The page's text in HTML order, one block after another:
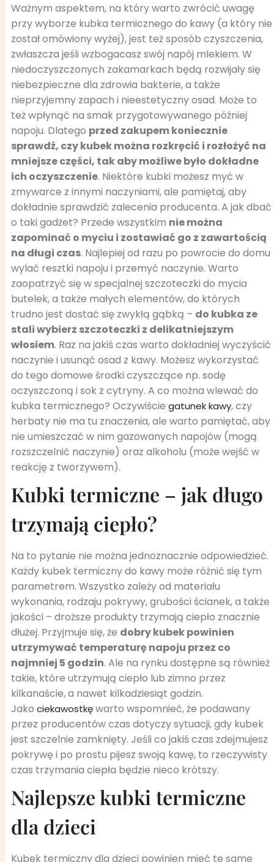
Ważnym aspektem, na który warto zwrócić uwagę
przy wyborze kubka termicznego do kawy (a który nie
został omówiony wyżej), jest też sposób czyszczenia,
zwłaszcza jeśli wzbogacasz swój napój mlekiem. W
niedoczyszczonych zakamarkach będą rozwijały się
niebezpieczne dla zdrowia bakterie, a także
nieprzyjemny zapach i nieestetyczny osad. Może to
też wpłynąć na smak przygotowywanego później
napoju. Dlatego przed zakupem koniecznie
sprawdź, czy kubek można rozkręcić i rozłożyć na
mniejsze części, tak aby możliwe było dokładne
ich oczyszczenie. Niektóre kubki możesz myć w
zmywarce z innymi naczyniami, ale pamiętaj, aby
dokładnie sprawdzić zalecenia producenta. A jak dbać
o taki gadżet? Przede wszystkim nie można
zapominać o myciu i zostawiać go z zawartością
na długi czas. Najlepiej od razu po powrocie do domu
wylać resztki napoju i przemyć naczynie. Warto
zaopatrzyć się w specjalnej szczoteczki do mycia
butelek, a także małych elementów, do których
trudno jest dostać się zwykłą gąbką – do kubka ze
stali wybierz szczoteczki z delikatniejszym
włosiem. Raz na jakiś czas warto dokładniej wyczyścić
naczynie i usunąć osad z kawy. Możesz wykorzystać
do tego domowe środki czyszczące np. sodę
oczyszczoną i sok z cytryny. A co można wlewać do
kubka termicznego? Oczywiście gatunek kawy, czy
herbaty nie ma tu znaczenia, ale warto pamiętać, aby
nie umieszczać w nim gazowanych napojów (mogą
rozszczelnić naczynie) oraz alkoholu (może wejść w
reakcję z tworzywem).
Kubki termiczne – jak długo
trzymają ciepło?
Na to pytanie nie można jednoznacznie odpowiedzieć.
Każdy kubek termiczny do kawy może różnić się tym
parametrem. Wszystko zależy od materiału
wykonania, rodzaju pokrywy, grubości ścianek, a także
jakości – droższe produkty trzymają ciepło znacznie
dłużej. Przyjmuje się, że dobry kubek powinien
utrzymywać temperaturę napoju przez co
najmniej 5 godzin. Ale na rynku dostępne są również
takie, które utrzymują ciepło lub zimno przez
kilkanaście, a nawet kilkadziesiąt godzin.
Jako ciekawostkęwarto wspomnieć, że podawany
przez producentów czas dotyczy sytuacji, gdy kubek
jest szczelnie zamknięty. Jeśli co jakiś czas zdejmujesz
pokrywę i po prostu pijesz swoją kawę, to rzeczywisty
czas trzymania ciepła będzie nieco krótszy.
Najlepsze kubki termiczne
dla dzieci
Kubek termiczny dla dzieci powinien mieć te same